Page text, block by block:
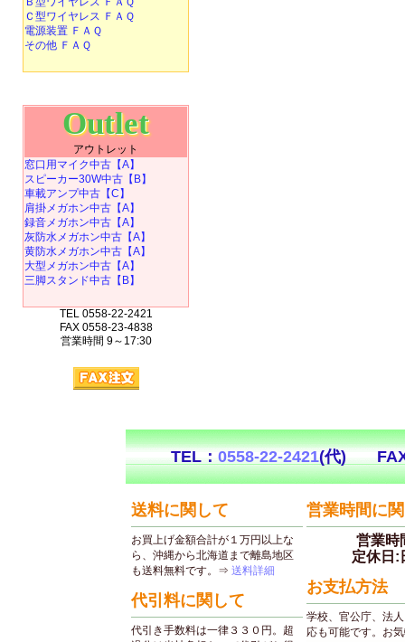
Ｃ型ワイヤレス ＦＡＱ
電源装置 ＦＡＱ
その他 ＦＡＱ
Outlet
アウトレット
窓口用マイク中古【A】
スピーカー30W中古【B】
車載アンプ中古【C】
肩掛メガホン中古【A】
録音メガホン中古【A】
灰防水メガホン中古【A】
黄防水メガホン中古【A】
大型メガホン中古【A】
三脚スタンド中古【B】
TEL 0558-22-2421
FAX 0558-23-4838
営業時間 9～17:30